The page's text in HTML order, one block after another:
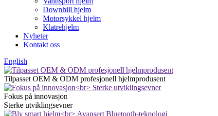
Downhill hjelm
Motorsykkel hjelm
Klatrehjelm
Nyheter
Kontakt oss
English
Tilpasset OEM & ODM profesjonell hjelmprodusent
Fokus på innovasjon
Sterke utviklingsevner